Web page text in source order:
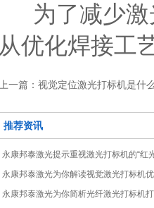
为了减少激
从优化焊接工
上一篇： 视觉定位激光打标机是什
推荐资讯
永康邦泰激光提示重视激光打标机的“红
永康邦泰激光为你解读视觉激光打标机
永康邦泰激光为你简析光纤激光打标机